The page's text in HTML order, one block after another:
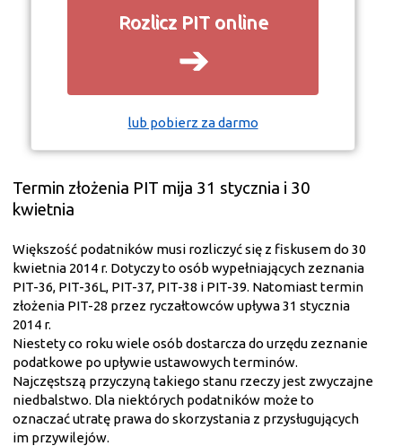
Rozlicz PIT online
➔
lub pobierz za darmo
Termin złożenia PIT mija 31 stycznia i 30
kwietnia
Większość podatników musi rozliczyć się z fiskusem do 30
kwietnia 2014 r. Dotyczy to osób wypełniających zeznania
PIT-36, PIT-36L, PIT-37, PIT-38 i PIT-39. Natomiast termin
złożenia PIT-28 przez ryczałtowców upływa 31 stycznia
2014 r.
Niestety co roku wiele osób dostarcza do urzędu zeznanie
podatkowe po upływie ustawowych terminów.
Najczęstszą przyczyną takiego stanu rzeczy jest zwyczajne
niedbalstwo. Dla niektórych podatników może to
oznaczać utratę prawa do skorzystania z przysługujących
im przywilejów.